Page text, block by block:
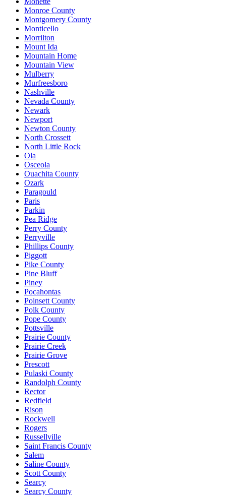
Monroe County
Montgomery County
Monticello
Morrilton
Mount Ida
Mountain Home
Mountain View
Mulberry
Murfreesboro
Nashville
Nevada County
Newark
Newport
Newton County
North Crossett
North Little Rock
Ola
Osceola
Ouachita County
Ozark
Paragould
Paris
Parkin
Pea Ridge
Perry County
Perryville
Phillips County
Piggott
Pike County
Pine Bluff
Piney
Pocahontas
Poinsett County
Polk County
Pope County
Pottsville
Prairie County
Prairie Creek
Prairie Grove
Prescott
Pulaski County
Randolph County
Rector
Redfield
Rison
Rockwell
Rogers
Russellville
Saint Francis County
Salem
Saline County
Scott County
Searcy
Searcy County